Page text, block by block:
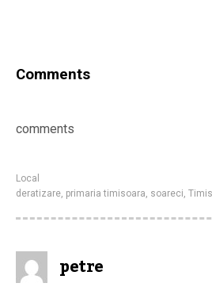
Comments
comments
Local
deratizare, primaria timisoara, soareci,
petre